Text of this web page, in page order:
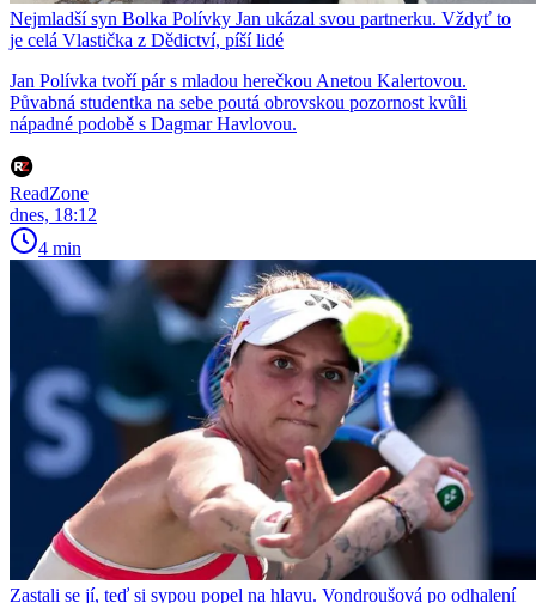
Nejmladší syn Bolka Polívky Jan ukázal svou partnerku. Vždyť to
je celá Vlastička z Dědictví, píší lidé
Jan Polívka tvoří pár s mladou herečkou Anetou Kalertovou.
Půvabná studentka na sebe poutá obrovskou pozornost kvůli
nápadné podobě s Dagmar Havlovou.
ReadZone
dnes, 18:12
4 min
Zastali se jí, teď si sypou popel na hlavu. Vondroušová po odhalení